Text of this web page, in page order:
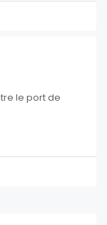
le port de